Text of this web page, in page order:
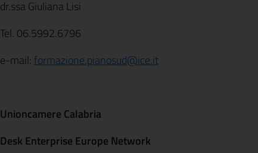
dr.ssa Giuliana Lisi
Tel. 06.5992.6796
e-mail: formazione.pianosud@ice.it
Unioncamere Calabria
Desk Enterprise Europe Network